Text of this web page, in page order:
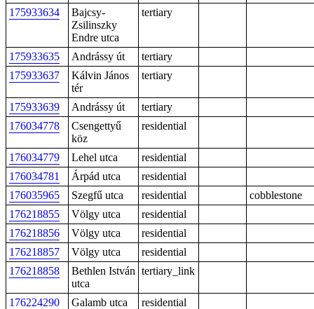
175933634
Bajcsy-
Zsilinszky
Endre utca
tertiary
175933635 Andrássy út
tertiary
175933637
Kálvin János
tér
tertiary
175933639 Andrássy út
tertiary
176034778
Csengettyű
köz
residential
176034779 Lehel utca
residential
176034781
Árpád utca
residential
176035965
Szegfű utca residential
cobblestone
176218855
Völgy utca
residential
176218856
Völgy utca
residential
176218857
Völgy utca
residential
176218858
Bethlen István
utca
tertiary_link
176224290 Galamb utca
residential